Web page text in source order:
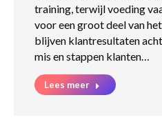
training, terwijl voeding
voor een groot deel van
blijven klantresultaten
mis en stappen klanten…
Lees meer